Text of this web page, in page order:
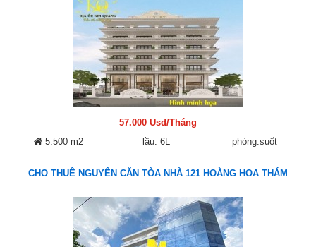
57.000 Usd/Tháng
5.500 m2
lầu: 6L phòng:suốt
CHO THUÊ NGUYÊN CĂN TÒA NHÀ 121 HOÀNG HOA THÁM